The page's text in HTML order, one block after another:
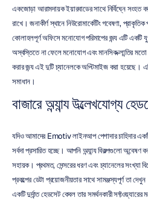
একজোড়া আরামদায়ক ইয়ারবাডের সাথে নির্বিঘ্নে সংহত
রাখে। জনাকীর্ণ স্থানে নিউরোমার্কেটিং গবেষণা, প্রাকৃতিক
কোলাহলপূর্ণ অফিসে মনোযোগ পরিমাপের জন্য এটি একটি
অস্বস্তিতে না ফেলে মনোযোগ এবং মানসিক ক্লান্তির মতো
করার জন্য এই দুটি চ্যানেলকে অপ্টিমাইজ করা হয়েছে।
সমাধান।
বাজারে অন্যান্য উল্লেখযোগ্য
যদিও আমাদের Emotiv লাইনআপ পেশাদার চাহিদার
সর্বদা প্রসারিত হচ্ছে। আপনি অন্যান্য বিকল্পগুলো অন্বেষণ
সহায়ক। প্রথমত, সেন্সরের ধরণ এবং চ্যানেলের সংখ্যা
প্রকল্পের ডেটা প্রয়োজনীয়তার সাথে সামঞ্জস্যপূর্ণ তা
একটি দুর্দান্ত হেডসেট কেবল তার সমর্থনকারী